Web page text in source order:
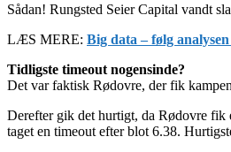
Sådan! Rungsted Seier Capital vandt
LÆS MERE: Big data – følg
Tidligste timeout nogensinde?
Det var faktisk Rødovre, der fik
Derefter gik det hurtigt, da Rødovre fik
taget en timeout efter blot 6.38.